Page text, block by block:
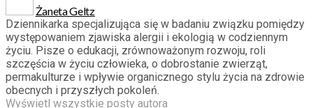
Żaneta Geltz
Dziennikarka specjalizująca się w badaniu związku pomiędzy
występowaniem zjawiska alergii i ekologią w codziennym
życiu. Pisze o edukacji, zrównoważonym rozwoju, roli
szczęścia w życiu człowieka, o dobrostanie zwierząt,
permakulturze i wpływie organicznego stylu życia na zdrowie
obecnych i przyszłych pokoleń.
Wyświetl wszystkie posty autora